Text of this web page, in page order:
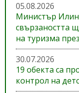
05.08.2026
Министър
свързаността
на туризма
30.07.2026
19 обекта са
контрол на